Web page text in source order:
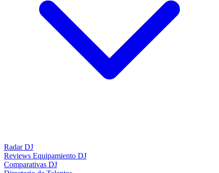
Radar DJ
Reviews Equipamiento DJ
Comparativas DJ